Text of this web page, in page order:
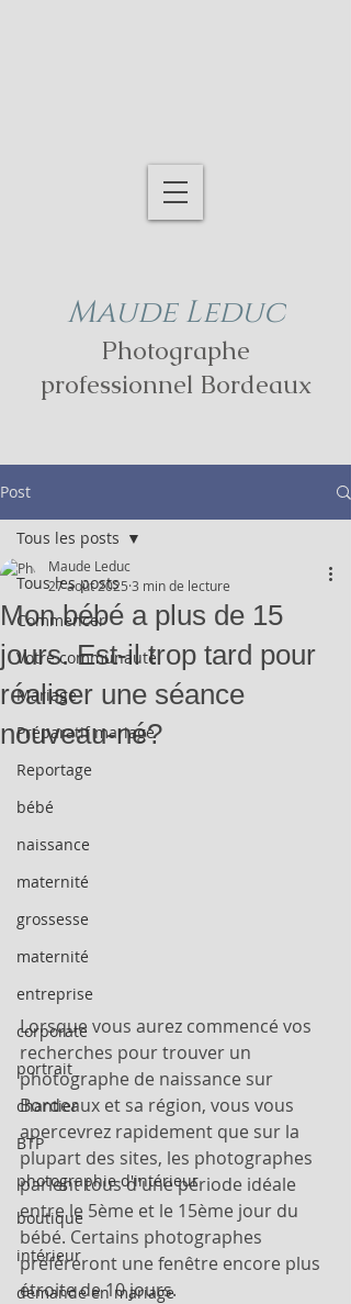
Maude Leduc
Photographe
professionnel Bordeaux
Post
Tous les posts
Commencer
Votre communauté
Mariage
Préparatif mariage
Reportage
bébé
naissance
maternité
grossesse
maternité
entreprise
corporate
portrait
chantier
BTP
photographie d'intérieur
boutique
intérieur
demande en mariage
Tous les posts
Mon bébé a plus de 15
jours. Est-il trop tard pour
réaliser une séance
nouveau-né?
Maude Leduc
27 août 2025 3 min de lecture
Lorsque vous aurez commencé vos
recherches pour trouver un
photographe de naissance sur
Bordeaux et sa région, vous vous
apercevrez rapidement que sur la
plupart des sites, les photographes
parlent tous d'une période idéale
entre le 5ème et le 15ème jour du
bébé. Certains photographes
préféreront une fenêtre encore plus
étroite de 10 jours.